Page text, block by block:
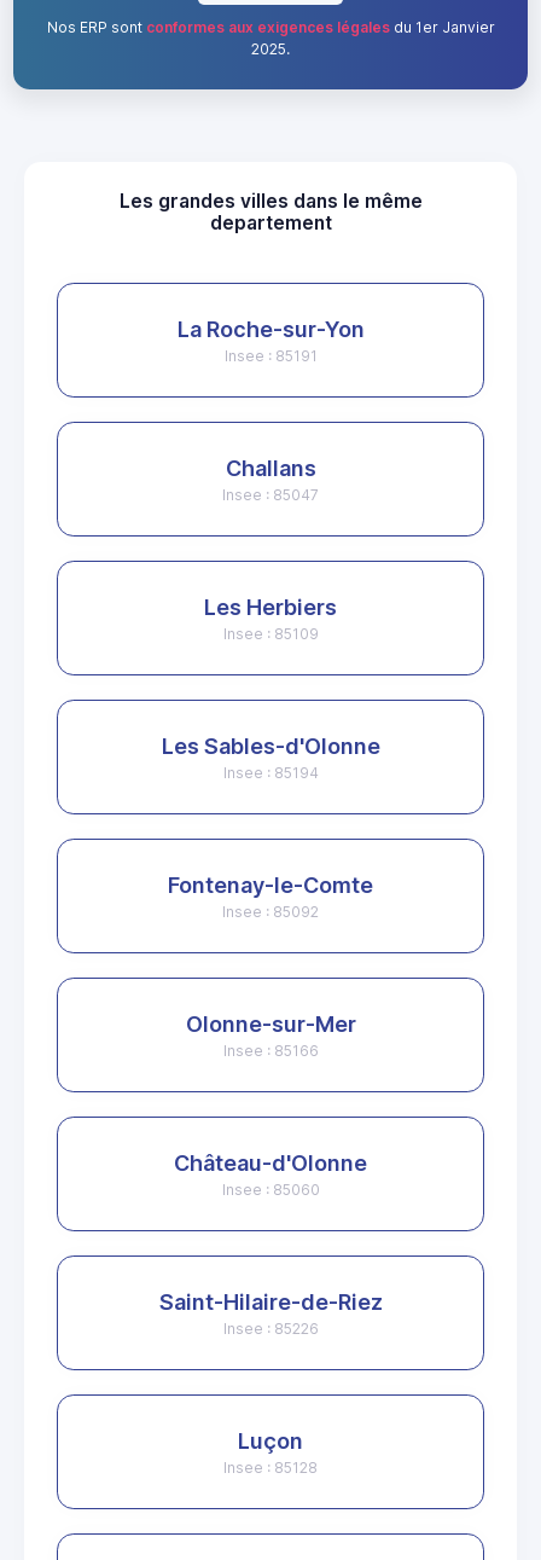
Nos ERP sont conformes aux exigences légalesdu 1er Janvier
2025.
Les grandes villes dans le même
departement
La Roche-sur-Yon
Insee : 85191
Challans
Insee : 85047
Les Herbiers
Insee : 85109
Les Sables-d'Olonne
Insee : 85194
Fontenay-le-Comte
Insee : 85092
Olonne-sur-Mer
Insee : 85166
Château-d'Olonne
Insee : 85060
Saint-Hilaire-de-Riez
Insee : 85226
Luçon
Insee : 85128